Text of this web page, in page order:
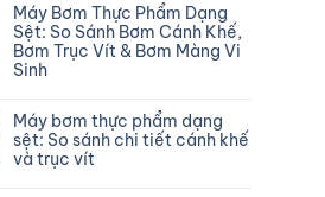
Máy Bơm Thực Phẩm Dạng
Sệt: So Sánh Bơm Cánh Khế,
Bơm Trục Vít & Bơm Màng Vi
Sinh
Máy bơm thực phẩm dạng
sệt: So sánh chi tiết cánh khế
và trục vít